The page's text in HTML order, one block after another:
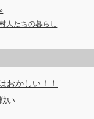
人たちの暮らし
おかしい！！
い